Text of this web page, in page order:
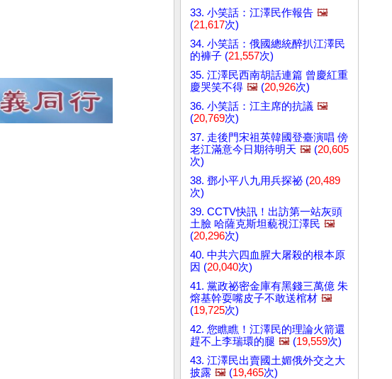
33. 小笑話：江澤民作報告 🖼️
(21,617次)
34. 小笑話：俄國總統醉扒江澤民
的褲子 (21,557次)
35. 江澤民西南胡話連篇 曾慶紅重
慶哭笑不得 🖼️ (20,926次)
36. 小笑話：江主席的抗議 🖼️
(20,769次)
37. 走後門宋祖英韓國登臺演唱 傍
老江滿意今日期待明天 🖼️ (20,605
次)
38. 鄧小平八九用兵探祕 (20,489
次)
39. CCTV快訊！出訪第一站灰頭
土臉 哈薩克斯坦藐視江澤民 🖼️
(20,296次)
40. 中共六四血腥大屠殺的根本原
因 (20,040次)
41. 黨政祕密金庫有黑錢三萬億 朱
熔基幹耍嘴皮子不敢送棺材 🖼️
(19,725次)
42. 您瞧瞧！江澤民的理論火箭還
趕不上李瑞環的腿 🖼️ (19,559次)
43. 江澤民出賣國土媚俄外交之大
披露 🖼️ (19,465次)